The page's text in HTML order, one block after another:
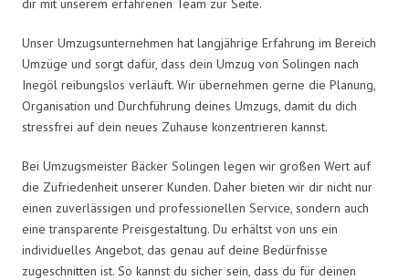
dir mit unserem erfahrenen Team zur Seite.
Unser Umzugsunternehmen hat langjährige Erfahrung im Bereich
Umzüge und sorgt dafür, dass dein Umzug von Solingen nach
Inegöl reibungslos verläuft. Wir übernehmen gerne die Planung,
Organisation und Durchführung deines Umzugs, damit du dich
stressfrei auf dein neues Zuhause konzentrieren kannst.
Bei Umzugsmeister Bäcker Solingen legen wir großen Wert auf
die Zufriedenheit unserer Kunden. Daher bieten wir dir nicht nur
einen zuverlässigen und professionellen Service, sondern auch
eine transparente Preisgestaltung. Du erhältst von uns ein
individuelles Angebot, das genau auf deine Bedürfnisse
zugeschnitten ist. So kannst du sicher sein, dass du für deinen